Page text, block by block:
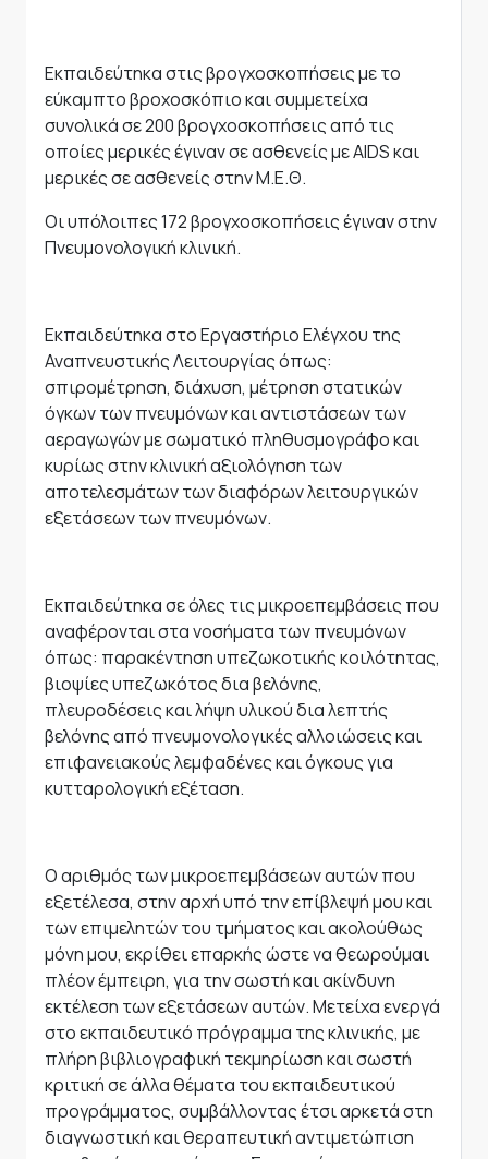
Εκπαιδεύτηκα στις βρογχοσκοπήσεις με το
εύκαμπτο βροχοσκόπιο και συμμετείχα
συνολικά σε 200 βρογχοσκοπήσεις από τις
οποίες μερικές έγιναν σε ασθενείς με AIDS και
μερικές σε ασθενείς στην Μ.Ε.Θ.
Οι υπόλοιπες 172 βρογχοσκοπήσεις έγιναν στην
Πνευμονολογική κλινική.
Εκπαιδεύτηκα στο Εργαστήριο Ελέγχου της
Αναπνευστικής Λειτουργίας όπως:
σπιρομέτρηση, διάχυση, μέτρηση στατικών
όγκων των πνευμόνων και αντιστάσεων των
αεραγωγών με σωματικό πληθυσμογράφο και
κυρίως στην κλινική αξιολόγηση των
αποτελεσμάτων των διαφόρων λειτουργικών
εξετάσεων των πνευμόνων.
Εκπαιδεύτηκα σε όλες τις μικροεπεμβάσεις που
αναφέρονται στα νοσήματα των πνευμόνων
όπως: παρακέντηση υπεζωκοτικής κοιλότητας,
βιοψίες υπεζωκότος δια βελόνης,
πλευροδέσεις και λήψη υλικού δια λεπτής
βελόνης από πνευμονολογικές αλλοιώσεις και
επιφανειακούς λεμφαδένες και όγκους για
κυτταρολογική εξέταση.
Ο αριθμός των μικροεπεμβάσεων αυτών που
εξετέλεσα, στην αρχή υπό την επίβλεψή μου και
των επιμελητών του τμήματος και ακολούθως
μόνη μου, εκρίθει επαρκής ώστε να θεωρούμαι
πλέον έμπειρη, για την σωστή και ακίνδυνη
εκτέλεση των εξετάσεων αυτών. Μετείχα ενεργά
στο εκπαιδευτικό πρόγραμμα της κλινικής, με
πλήρη βιβλιογραφική τεκμηρίωση και σωστή
κριτική σε άλλα θέματα του εκπαιδευτικού
προγράμματος, συμβάλλοντας έτσι αρκετά στη
διαγνωστική και θεραπευτική αντιμετώπιση